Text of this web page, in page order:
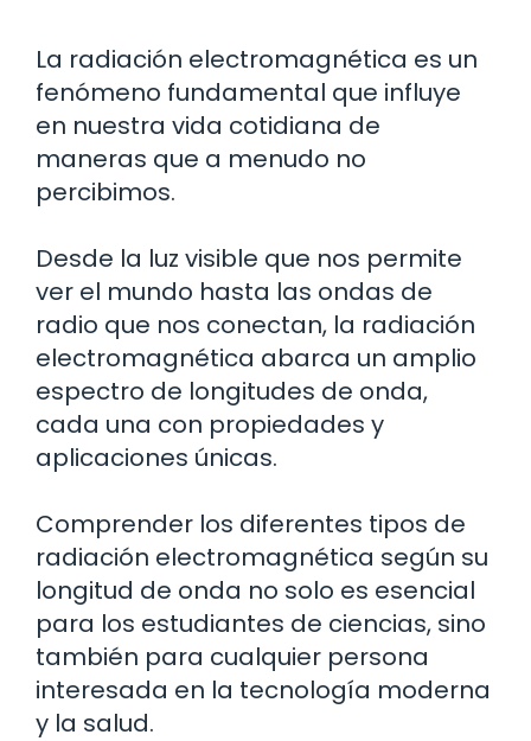
La radiación electromagnética es un
fenómeno fundamental que influye
en nuestra vida cotidiana de
maneras que a menudo no
percibimos.
Desde la luz visible que nos permite
ver el mundo hasta las ondas de
radio que nos conectan, la radiación
electromagnética abarca un amplio
espectro de longitudes de onda,
cada una con propiedades y
aplicaciones únicas.
Comprender los diferentes tipos de
radiación electromagnética según su
longitud de onda no solo es esencial
para los estudiantes de ciencias, sino
también para cualquier persona
interesada en la tecnología moderna
y la salud.